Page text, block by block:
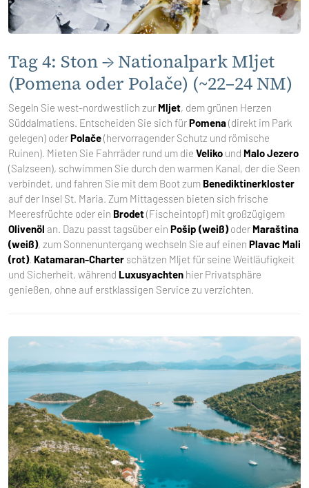
Tag 4: Ston → Nationalpark Mljet
(Pomena oder Polače) (~22–24 NM)
Segeln Sie west-nordwestlich zur Mljet, dem grünen Herzen
Süddalmatiens. Entscheiden Sie sich fürPomena(direkt im Park
gelegen) oderPolače(hervorragender Schutz und römische
Ruinen). Mieten Sie Fahrräder rund um die Veliko und Malo Jezero
(Salzseen), schwimmen Sie durch den warmen Kanal, der die Seen
verbindet, und fahren Sie mit dem Boot zum Benediktinerkloster
auf der Insel St. Maria. Zum Mittagessen bieten sich frische
Meeresfrüchte oder ein Brodet(Fischeintopf) mit großzügigem
Olivenöl an. Dazu passt tagsüber ein Pošip (weiß)oder Maraština
(weiß), zum Sonnenuntergang wechseln Sie auf einen Plavac Mali
(rot). Katamaran-Charter schätzen Mljet für seine Weitläufigkeit
und Sicherheit, während Luxusyachten hier Privatsphäre
genießen, ohne auf erstklassigen Service zu verzichten.